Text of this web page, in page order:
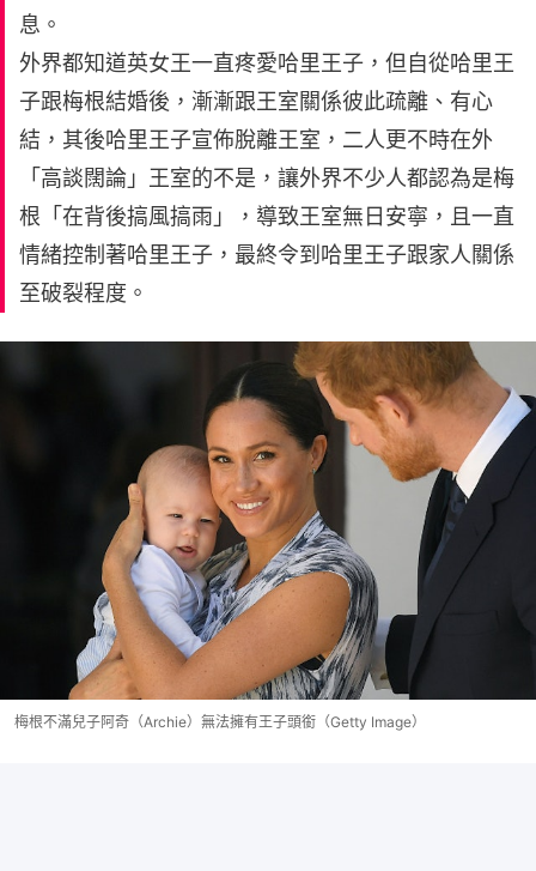
息。
外界都知道英女王一直疼愛哈里王子，但自從哈里王
子跟梅根結婚後，漸漸跟王室關係彼此疏離、有心
結，其後哈里王子宣佈脫離王室，二人更不時在外
「高談闊論」王室的不是，讓外界不少人都認為是梅
根「在背後搞風搞雨」，導致王室無日安寧，且一直
情緒控制著哈里王子，最終令到哈里王子跟家人關係
至破裂程度。
梅根不滿兒子阿奇（Archie）無法擁有王子頭銜（Getty Image）